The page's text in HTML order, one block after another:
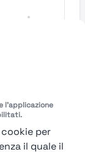
l'applicazione
cookie per
il quale il
di
Molto